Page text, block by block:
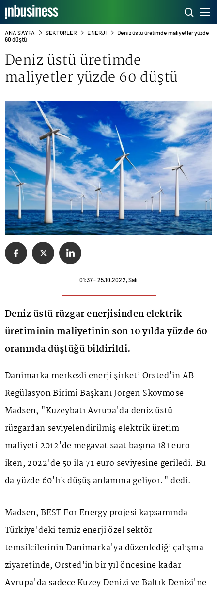
ANA SAYFA SEKTÖRLER ENERJI
Deniz üstü üretimde maliyetler yüzde
60 düştü
Deniz üstü üretimde
maliyetler yüzde 60 düştü
01:37 - 25.10.2022, Salı
Deniz üstü rüzgar enerjisinden elektrik
üretiminin maliyetinin son 10 yılda yüzde 60
oranında düştüğü bildirildi.
Danimarka merkezli enerji şirketi Orsted'in AB
Regülasyon Birimi Başkanı Jorgen Skovmose
Madsen, "Kuzeybatı Avrupa'da deniz üstü
rüzgardan seviyelendirilmiş elektrik üretim
maliyeti 2012'de megavat saat başına 181 euro
iken, 2022'de 50 ila 71 euro seviyesine geriledi. Bu
da yüzde 60'lık düşüş anlamına geliyor." dedi.
Madsen, BEST For Energy projesi kapsamında
Türkiye'deki temiz enerji özel sektör
temsilcilerinin Danimarka'ya düzenlediği çalışma
ziyaretinde, Orsted'in bir yıl öncesine kadar
Avrupa'da sadece Kuzey Denizi ve Baltık Denizi'ne